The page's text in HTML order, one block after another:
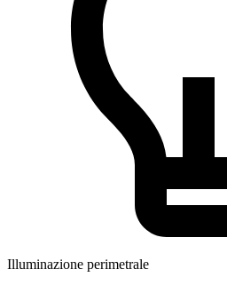
Illuminazione perimetrale